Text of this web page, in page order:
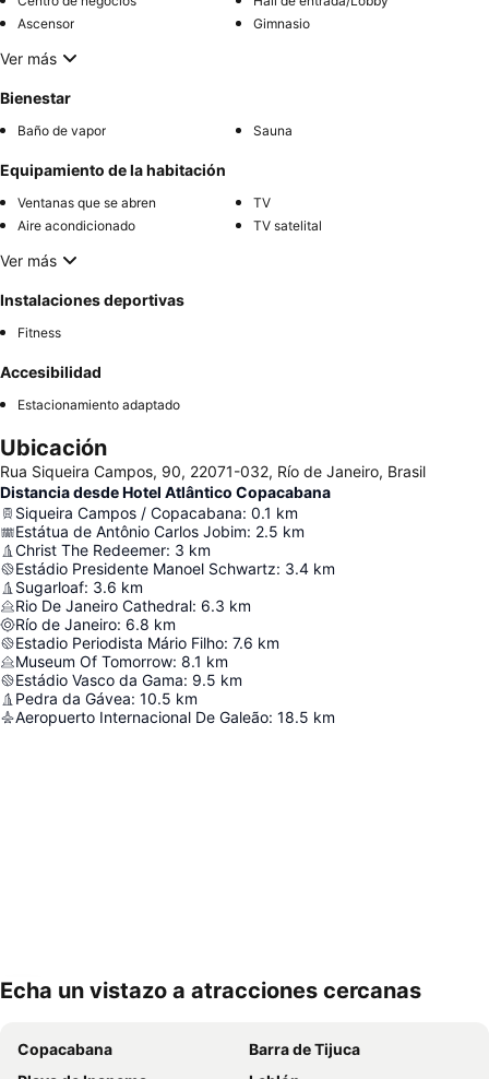
Ascensor
Gimnasio
Ver más
Bienestar
Baño de vapor Sauna
Equipamiento de la habitación
Ventanas que se abren
TV
Aire acondicionado
TV satelital
Ver más
Instalaciones deportivas
Fitness
Accesibilidad
Estacionamiento adaptado
Ubicación
Rua Siqueira Campos, 90, 22071-032, Río de Janeiro, Brasil
Distancia desde Hotel Atlântico Copacabana
Siqueira Campos / Copacabana: 0.1 km
Estátua de Antônio Carlos Jobim: 2.5 km
Christ The Redeemer: 3 km
Estádio Presidente Manoel Schwartz: 3.4 km
Sugarloaf: 3.6 km
Rio De Janeiro Cathedral: 6.3 km
Río de Janeiro: 6.8 km
Estadio Periodista Mário Filho: 7.6 km
Museum Of Tomorrow: 8.1 km
Estádio Vasco da Gama: 9.5 km
Pedra da Gávea: 10.5 km
Aeropuerto Internacional De Galeão: 18.5 km
Echa un vistazo a atracciones cercanas
Copacabana
Barra de Tijuca